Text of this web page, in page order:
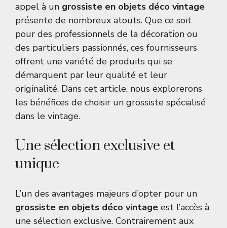
appel à un grossiste en objets déco vintage
présente de nombreux atouts. Que ce soit
pour des professionnels de la décoration ou
des particuliers passionnés, ces fournisseurs
offrent une variété de produits qui se
démarquent par leur qualité et leur
originalité. Dans cet article, nous explorerons
les bénéfices de choisir un grossiste spécialisé
dans le vintage.
Une sélection exclusive et
unique
L’un des avantages majeurs d’opter pour un
grossiste en objets déco vintage est l’accès à
une sélection exclusive. Contrairement aux